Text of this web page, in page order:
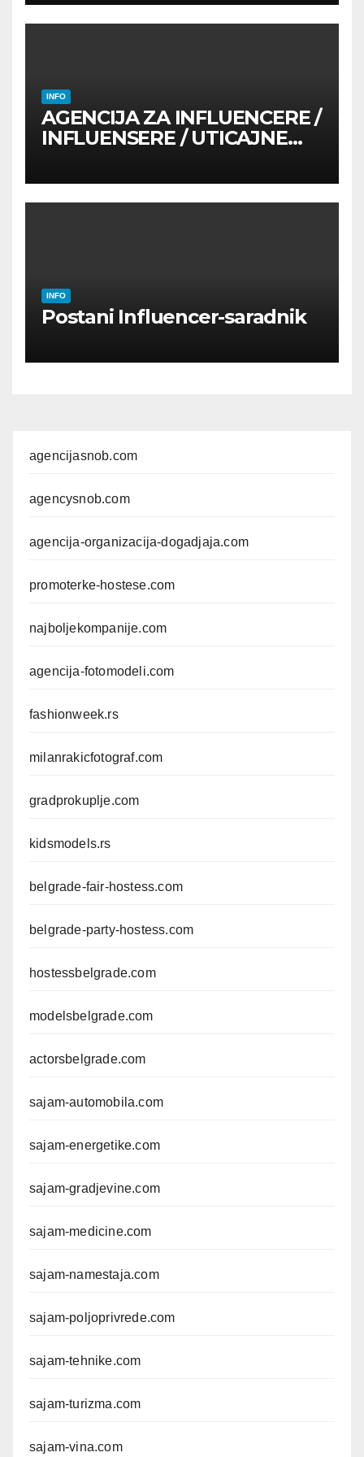
INFO
AGENCIJA ZA INFLUENCERE /
INFLUENSERE / UTICAJNE
INFO
Postani Influencer-saradnik
agencijasnob.com
agencysnob.com
agencija-organizacija-dogadjaja.com
promoterke-hostese.com
najboljekompanije.com
agencija-fotomodeli.com
fashionweek.rs
milanrakicfotograf.com
gradprokuplje.com
kidsmodels.rs
belgrade-fair-hostess.com
belgrade-party-hostess.com
hostessbelgrade.com
modelsbelgrade.com
actorsbelgrade.com
sajam-automobila.com
sajam-energetike.com
sajam-gradjevine.com
sajam-medicine.com
sajam-namestaja.com
sajam-poljoprivrede.com
sajam-tehnike.com
sajam-turizma.com
sajam-vina.com